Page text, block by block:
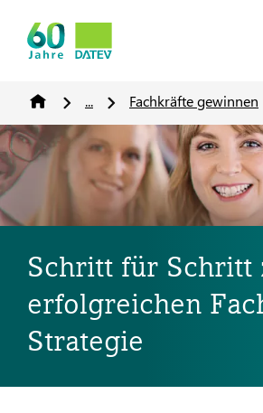
... Fachkräfte gewinnen
Schritt für Schritt
erfolgreichen
Strategie